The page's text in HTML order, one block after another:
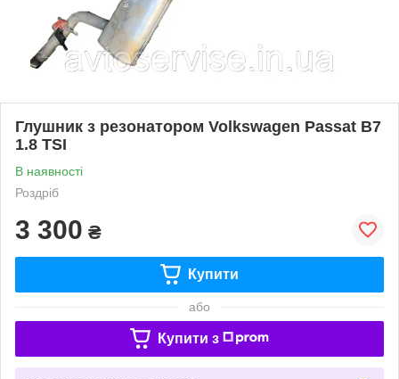
Глушник з резонатором Volkswagen Passat B7
1.8 TSI
В наявності
Роздріб
3 300 ₴
Купити
або
Купити з